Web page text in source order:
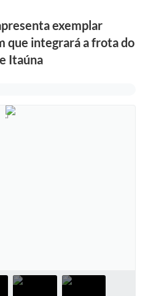
exemplar
que integrará a frota do
Itaúna